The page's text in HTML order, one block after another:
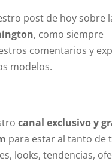
post de hoy sobre
, como siempre
comentarios y
modelos.
canal exclusivo y
para estar al tanto de
looks, tendencias,